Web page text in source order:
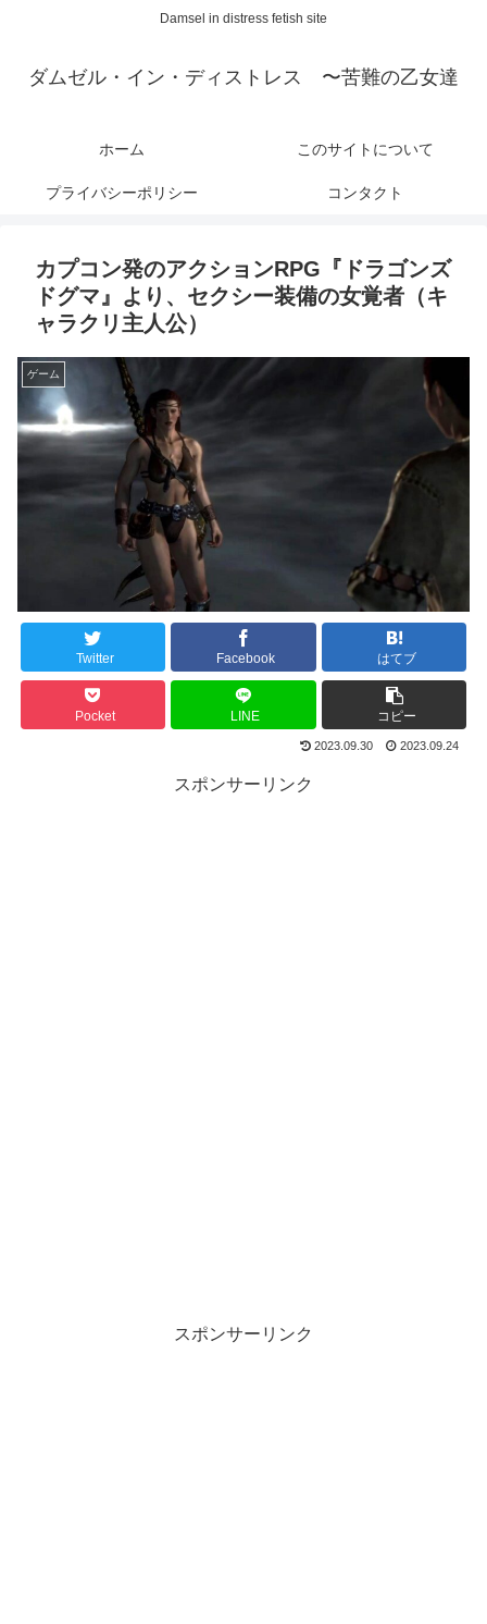
Damsel in distress fetish site
ダムゼル・イン・ディストレス 〜苦難の乙女達
ホーム このサイトについて
プライバシーポリシー コンタクト
カプコン発のアクションRPG『ドラゴンズ
ドグマ』より、セクシー装備の女覚者（キ
ャラクリ主人公）
ゲーム
Twitter Facebook はてブ
Pocket LINE コピー
2023.09.30 2023.09.24
スポンサーリンク
スポンサーリンク